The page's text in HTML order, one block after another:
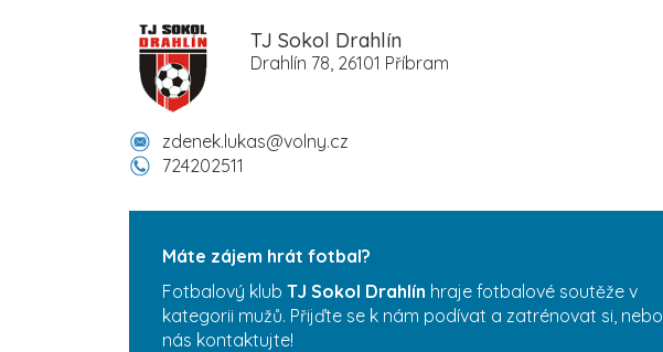
TJ Sokol Drahlín
Drahlín 78, 26101 Příbram
zdenek.lukas@volny.cz
724202511
Máte zájem hrát fotbal?
Fotbalový klub TJ Sokol Drahlín hraje fotbalové soutěže v
kategorii mužů. Přijďte se k nám podívat a zatrénovat si, nebo
nás kontaktujte!